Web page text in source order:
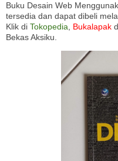
Buku Desain Web
tersedia dan dapat dibeli
Klik di Tokopedia, Bukalapak
Bekas Aksiku.